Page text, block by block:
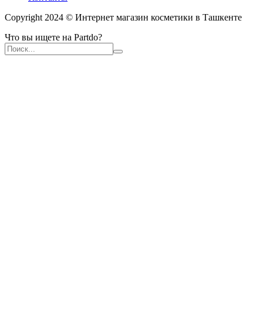
Copyright 2024 © Интернет магазин косметики в Ташкенте
Что вы ищете на Partdo?